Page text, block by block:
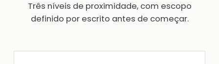
Três níveis de proximidade, com escopo
definido por escrito antes de começar.